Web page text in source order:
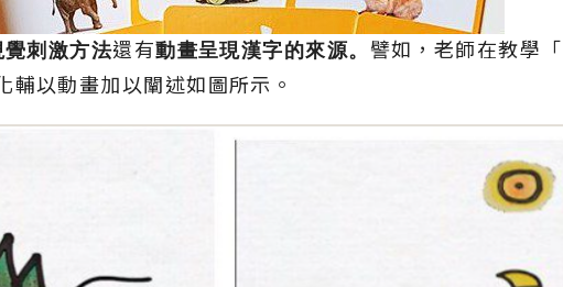
覺刺激方法還有動畫呈現漢字的來源。 譬如，老師在教學
輔以動畫加以闡述如圖所示。